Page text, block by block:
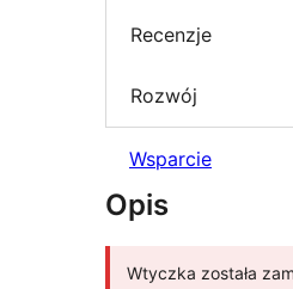
Recenzje
Rozwój
Wsparcie
Opis
Wtyczka została